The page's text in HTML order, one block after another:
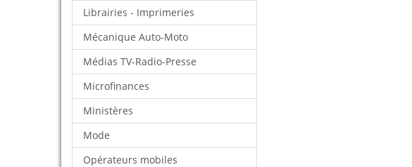
Librairies - Imprimeries
Mécanique Auto-Moto
Médias TV-Radio-Presse
Microfinances
Ministères
Mode
Opérateurs mobiles